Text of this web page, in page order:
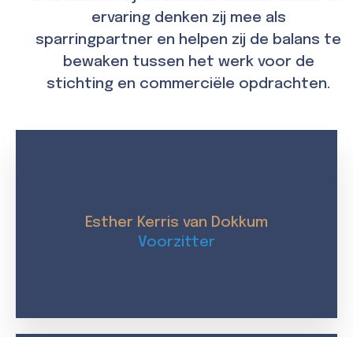
ervaring denken zij mee als
sparringpartner en helpen zij de balans te
bewaken tussen het werk voor de
stichting en commerciële opdrachten.
Esther Kerris van Dokkum
Voorzitter